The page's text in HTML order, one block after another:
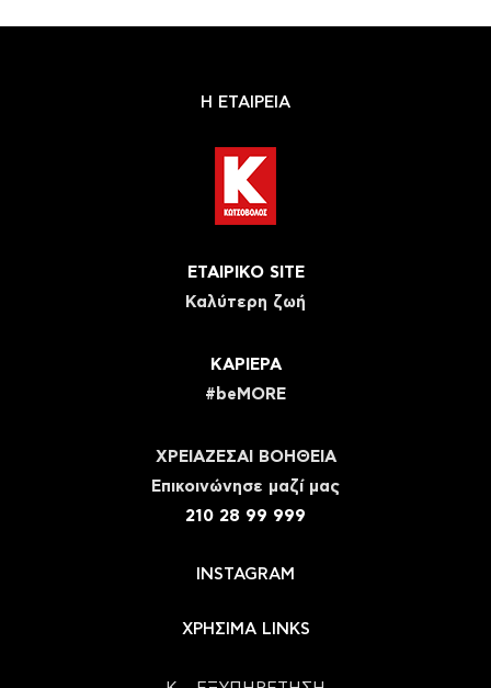
Η ΕΤΑΙΡΕΙΑ
ΕΤΑΙΡΙΚΟ SITE
Καλύτερη ζωή
ΚΑΡΙΕΡΑ
#beMORE
ΧΡΕΙΑΖΕΣΑΙ ΒΟΗΘΕΙΑ
Eπικοινώνησε μαζί μας
210 28 99 999
INSTAGRAM
ΧΡΗΣΙΜΑ LINKS